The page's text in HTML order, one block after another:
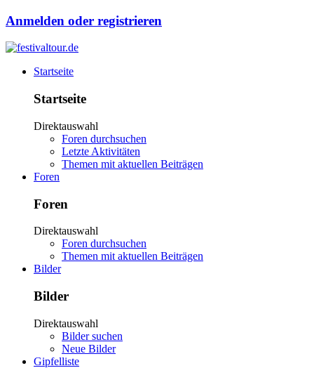
Anmelden oder registrieren
Startseite
Startseite
Direktauswahl
Foren durchsuchen
Letzte Aktivitäten
Themen mit aktuellen Beiträgen
Foren
Foren
Direktauswahl
Foren durchsuchen
Themen mit aktuellen Beiträgen
Bilder
Bilder
Direktauswahl
Bilder suchen
Neue Bilder
Gipfelliste